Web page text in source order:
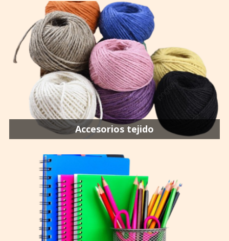
Accesorios tejido